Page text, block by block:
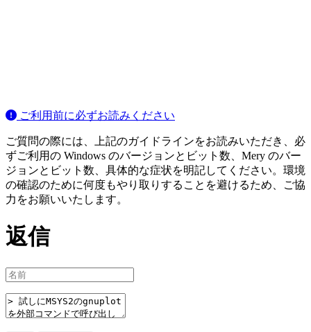
ご利用前に必ずお読みください
ご質問の際には、上記のガイドラインをお読みいただき、必
ずご利用の Windows のバージョンとビット数、Mery のバー
ジョンとビット数、具体的な症状を明記してください。環境
の確認のために何度もやり取りすることを避けるため、ご協
力をお願いいたします。
返信